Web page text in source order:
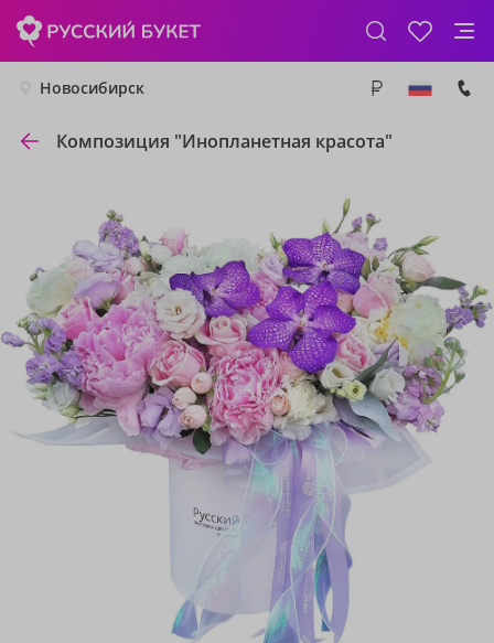
Новосибирск
Композиция "Инопланетная красота"